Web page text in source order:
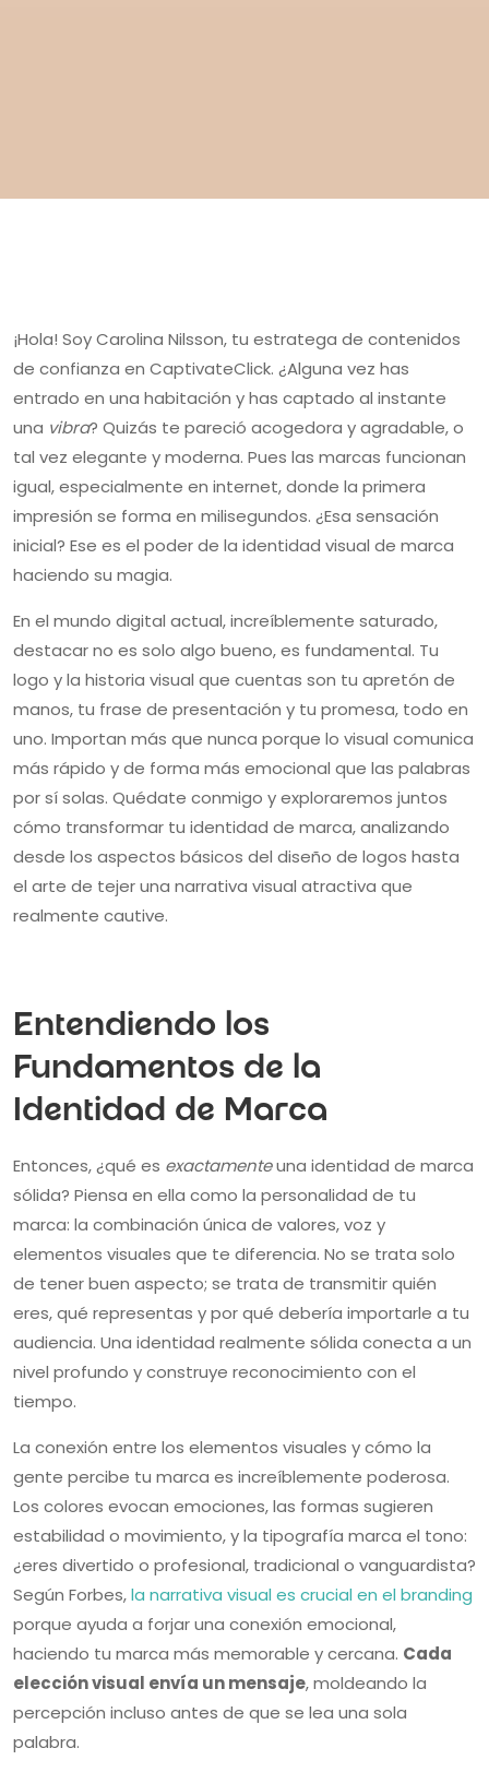
¡Hola! Soy Carolina Nilsson, tu estratega de contenidos
de confianza en CaptivateClick. ¿Alguna vez has
entrado en una habitación y has captado al instante
una vibra? Quizás te pareció acogedora y agradable, o
tal vez elegante y moderna. Pues las marcas funcionan
igual, especialmente en internet, donde la primera
impresión se forma en milisegundos. ¿Esa sensación
inicial? Ese es el poder de la identidad visual de marca
haciendo su magia.
En el mundo digital actual, increíblemente saturado,
destacar no es solo algo bueno, es fundamental. Tu
logo y la historia visual que cuentas son tu apretón de
manos, tu frase de presentación y tu promesa, todo en
uno. Importan más que nunca porque lo visual comunica
más rápido y de forma más emocional que las palabras
por sí solas. Quédate conmigo y exploraremos juntos
cómo transformar tu identidad de marca, analizando
desde los aspectos básicos del diseño de logos hasta
el arte de tejer una narrativa visual atractiva que
realmente cautive.
Entendiendo los
Fundamentos de la
Identidad de Marca
Entonces, ¿qué es exactamenteuna identidad de marca
sólida? Piensa en ella como la personalidad de tu
marca: la combinación única de valores, voz y
elementos visuales que te diferencia. No se trata solo
de tener buen aspecto; se trata de transmitir quién
eres, qué representas y por qué debería importarle a tu
audiencia. Una identidad realmente sólida conecta a un
nivel profundo y construye reconocimiento con el
tiempo.
La conexión entre los elementos visuales y cómo la
gente percibe tu marca es increíblemente poderosa.
Los colores evocan emociones, las formas sugieren
estabilidad o movimiento, y la tipografía marca el tono:
¿eres divertido o profesional, tradicional o vanguardista?
Según Forbes,la narrativa visual es crucial en el branding
porque ayuda a forjar una conexión emocional,
haciendo tu marca más memorable y cercana. Cada
elección visual envía un mensaje, moldeando la
percepción incluso antes de que se lea una sola
palabra.